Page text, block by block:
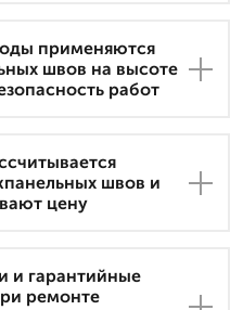
применяются
швов на высоте
работ
швов и
цену
и гарантийные
ремонте